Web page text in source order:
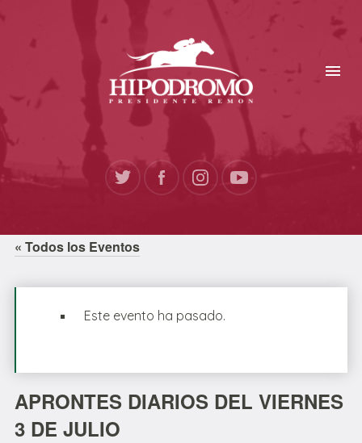
« Todos los Eventos
Este evento ha pasado.
APRONTES DIARIOS DEL VIERNES
3 DE JULIO